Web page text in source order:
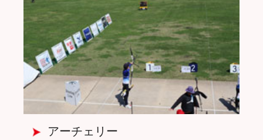
アーチェリー